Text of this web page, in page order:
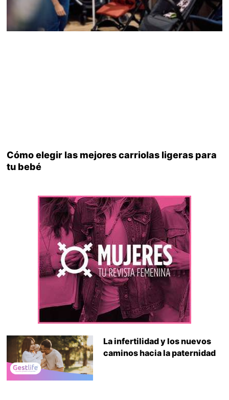
Cómo elegir las mejores carriolas ligeras para
tu bebé
La infertilidad y los nuevos
caminos hacia la paternidad